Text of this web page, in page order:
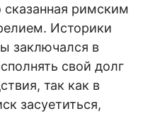
римским
Историки
заключался в
свой долг
так как в
засуетиться,